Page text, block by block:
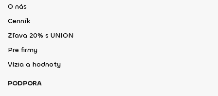
O nás
Cenník
Zľava 20% s UNION
Pre firmy
Vízia a hodnoty
PODPORA